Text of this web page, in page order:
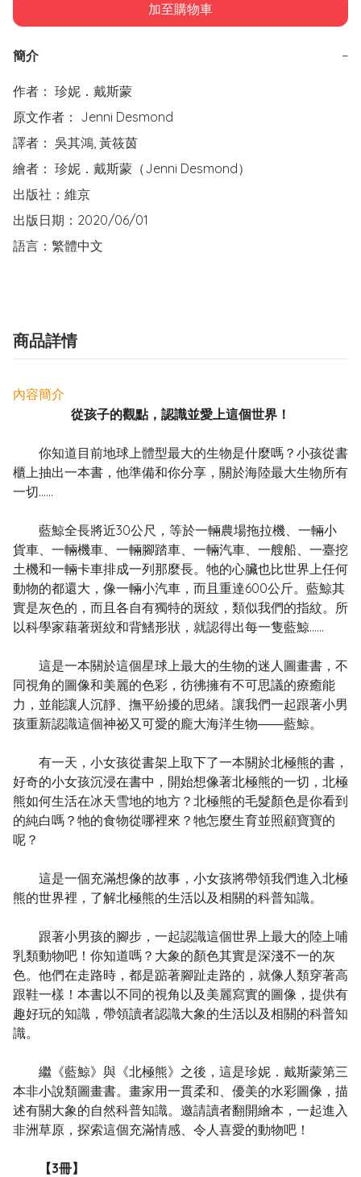
加至購物車
簡介 −
作者： 珍妮．戴斯蒙
原文作者： Jenni Desmond
譯者： 吳其鴻, 黃筱茵
繪者： 珍妮．戴斯蒙（Jenni Desmond）
出版社：維京
出版日期：2020/06/01
語言：繁體中文
商品詳情
內容簡介
從孩子的觀點，認識並愛上這個世界！
你知道目前地球上體型最大的生物是什麼嗎？小孩從書
櫃上抽出一本書，他準備和你分享，關於海陸最大生物所有
一切……
藍鯨全長將近30公尺，等於一輛農場拖拉機、一輛小
貨車、一輛機車、一輛腳踏車、一輛汽車、一艘船、一臺挖
土機和一輛卡車排成一列那麼長。牠的心臟也比世界上任何
動物的都還大，像一輛小汽車，而且重達600公斤。藍鯨其
實是灰色的，而且各自有獨特的斑紋，類似我們的指紋。所
以科學家藉著斑紋和背鰭形狀，就認得出每一隻藍鯨……
這是一本關於這個星球上最大的生物的迷人圖畫書，不
同視角的圖像和美麗的色彩，彷彿擁有不可思議的療癒能
力，並能讓人沉靜、撫平紛擾的思緒。讓我們一起跟著小男
孩重新認識這個神祕又可愛的龐大海洋生物――藍鯨。
有一天，小女孩從書架上取下了一本關於北極熊的書，
好奇的小女孩沉浸在書中，開始想像著北極熊的一切，北極
熊如何生活在冰天雪地的地方？北極熊的毛髮顏色是你看到
的純白嗎？牠的食物從哪裡來？牠怎麼生育並照顧寶寶的
呢？
這是一個充滿想像的故事，小女孩將帶領我們進入北極
熊的世界裡，了解北極熊的生活以及相關的科普知識。
跟著小男孩的腳步，一起認識這個世界上最大的陸上哺
乳類動物吧！你知道嗎？大象的顏色其實是深淺不一的灰
色。他們在走路時，都是踮著腳趾走路的，就像人類穿著高
跟鞋一樣！本書以不同的視角以及美麗寫實的圖像，提供有
趣好玩的知識，帶領讀者認識大象的生活以及相關的科普知
識。
繼《藍鯨》與《北極熊》之後，這是珍妮．戴斯蒙第三
本非小說類圖畫書。畫家用一貫柔和、優美的水彩圖像，描
述有關大象的自然科普知識。邀請讀者翻開繪本，一起進入
非洲草原，探索這個充滿情感、令人喜愛的動物吧！
【3冊】